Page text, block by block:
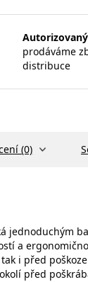
prodáváme
distribuce
(0)
jednoduchým
a
i před
před